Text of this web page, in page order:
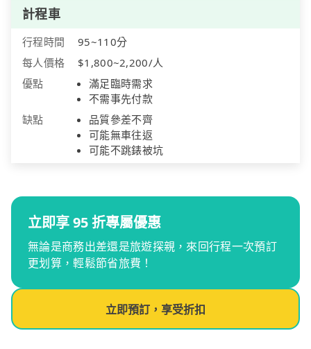
計程車
行程時間
95~110分
每人價格
$1,800~2,200/人
優點
滿足臨時需求
不需事先付款
缺點
品質參差不齊
可能無車往返
可能不跳錶被坑
立即享 95 折專屬優惠
無論是商務出差還是旅遊探親，來回行程一次預訂
更划算，輕鬆節省旅費！
立即預訂，享受折扣